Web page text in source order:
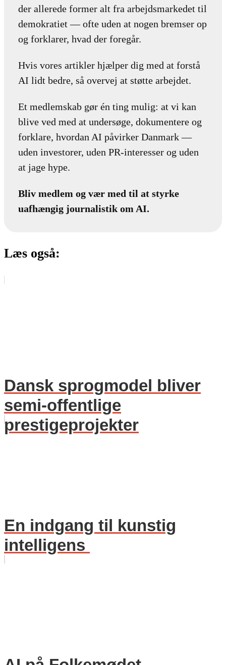
der allerede former alt fra arbejdsmarkedet til
demokratiet — ofte uden at nogen bremser op
og forklarer, hvad der foregår.
Hvis vores artikler hjælper dig med at forstå
AI lidt bedre, så overvej at støtte arbejdet.
Et medlemskab gør én ting mulig: at vi kan
blive ved med at undersøge, dokumentere og
forklare, hvordan AI påvirker Danmark —
uden investorer, uden PR-interesser og uden
at jage hype.
Bliv medlem og vær med til at styrke
uafhængig journalistik om AI.
Læs også:
Dansk sprogmodel bliver
semi-offentlige
prestigeprojekter
En indgang til kunstig
intelligens